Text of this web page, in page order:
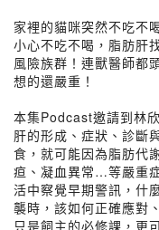
家裡的貓咪突然不吃不
小心不吃不喝，脂肪肝
風險族群！連獸醫師都
想的還嚴重！
本集Podcast邀請到林
肝的形成、症狀、診斷
食，就可能因為脂肪代
疸、凝血異常…等嚴重
活中察覺早期警訊，什
襲時，該如何正確應對
只是飼主的必修課，更